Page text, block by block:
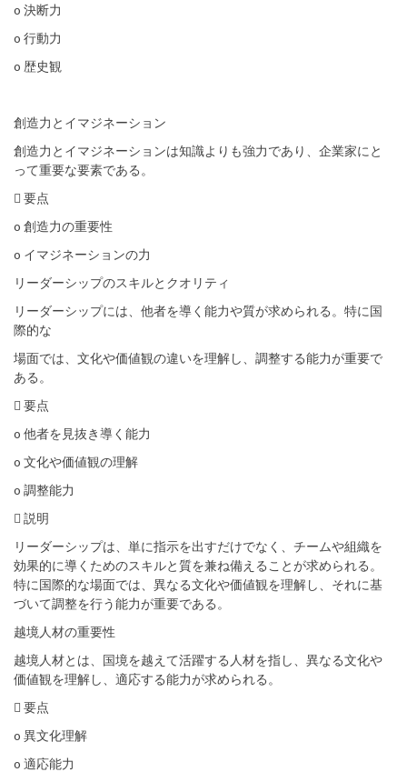
o 決断力
o 行動力
o 歴史観
創造力とイマジネーション
創造力とイマジネーションは知識よりも強力であり、企業家にと
って重要な要素である。
 要点
o 創造力の重要性
o イマジネーションの力
リーダーシップのスキルとクオリティ
リーダーシップには、他者を導く能力や質が求められる。特に国
際的な
場面では、文化や価値観の違いを理解し、調整する能力が重要で
ある。
 要点
o 他者を見抜き導く能力
o 文化や価値観の理解
o 調整能力
 説明
リーダーシップは、単に指示を出すだけでなく、チームや組織を
効果的に導くためのスキルと質を兼ね備えることが求められる。
特に国際的な場面では、異なる文化や価値観を理解し、それに基
づいて調整を行う能力が重要である。
越境人材の重要性
越境人材とは、国境を越えて活躍する人材を指し、異なる文化や
価値観を理解し、適応する能力が求められる。
 要点
o 異文化理解
o 適応能力